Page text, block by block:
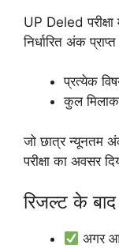
UP Deled
निर्धारित अंक
प्रत्येक
कुल
जो छात्र न्यूनतम
परीक्षा का अवसर
रिजल्ट के
अगर